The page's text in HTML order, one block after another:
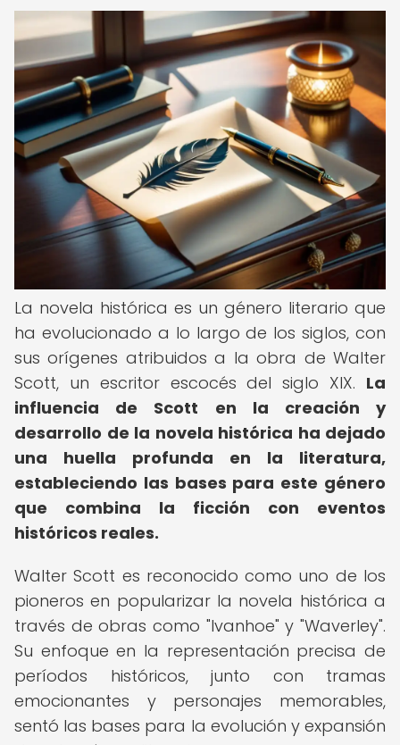
La novela histórica es un género literario que
ha evolucionado a lo largo de los siglos, con
sus orígenes atribuidos a la obra de Walter
Scott, un escritor escocés del siglo XIX. La
influencia de Scott en la creación y
desarrollo de la novela histórica ha dejado
una huella profunda en la literatura,
estableciendo las bases para este género
que combina la ficción con eventos
históricos reales.
Walter Scott es reconocido como uno de los
pioneros en popularizar la novela histórica a
través de obras como "Ivanhoe" y "Waverley".
Su enfoque en la representación precisa de
períodos históricos, junto con tramas
emocionantes y personajes memorables,
sentó las bases para la evolución y expansión